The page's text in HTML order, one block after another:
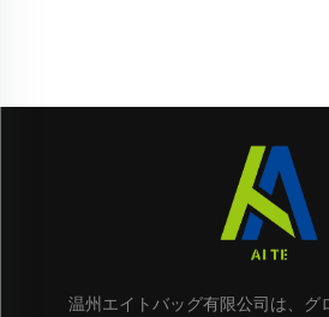
温州エイトバッグ有限公司は、グ